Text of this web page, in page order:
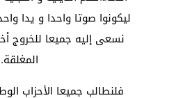
ليكونوا صوتا واحدا و يدا
نسعى إليه جميعا للخروج
المغلقة.
فلنطالب جميعا الأحزاب